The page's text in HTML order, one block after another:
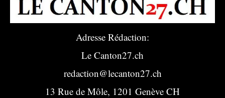
Adresse Rédaction:
Le Canton27.ch
redaction@lecanton27.ch
13 Rue de Môle, 1201 Genève CH